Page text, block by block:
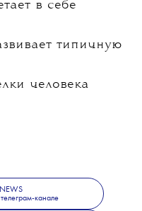
в себе
типичную
человека
NEWS
канале